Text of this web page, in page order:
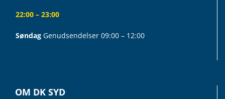
22:00 – 23:00
Søndag Genudsendelser 09:00 – 12:00
OM DK SYD